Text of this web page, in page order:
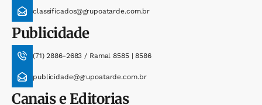
classificados@grupoatarde.com.br
Publicidade
(71) 2886-2683 / Ramal 8585 | 8586
publicidade@grupoatarde.com.br
Canais e Editorias